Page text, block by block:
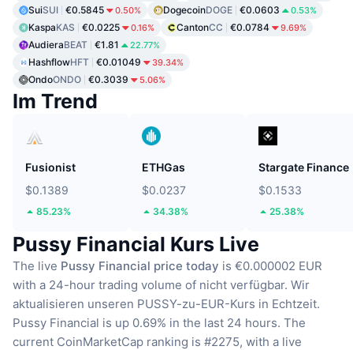
SuiSUI €0.5845 0.50% DogecoinDOGE €0.0603 0.53%
KaspaKAS €0.0225 0.16% CantonCC €0.0784 9.69%
AudieraBEAT €1.81 22.77%
HashflowHFT €0.01049 39.34%
OndoONDO €0.3039 5.06%
Im Trend
Fusionist
$0.1389
85.23%
ETHGas
$0.0237
34.38%
Stargate Finance
$0.1533
25.38%
Pussy Financial Kurs Live
The live Pussy Financial price today is €0.000002 EUR
with a 24-hour trading volume of nicht verfügbar. Wir
aktualisieren unseren PUSSY-zu-EUR-Kurs in Echtzeit.
Pussy Financial is up 0.69% in the last 24 hours. The
current CoinMarketCap ranking is #2275, with a live